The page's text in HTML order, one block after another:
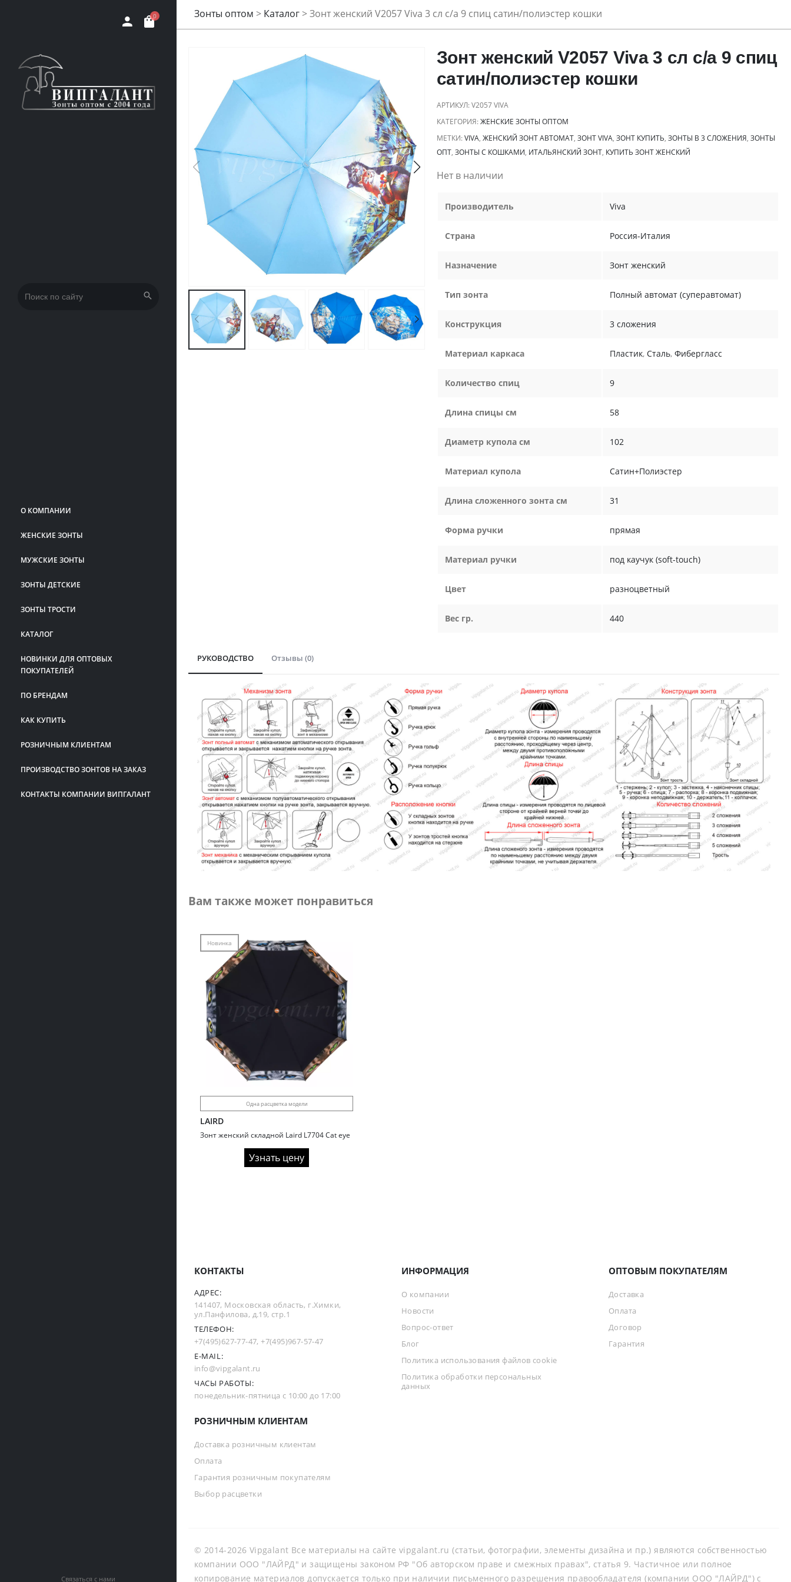
0
Искать:
О КОМПАНИИ
ЖЕНСКИЕ ЗОНТЫ
МУЖСКИЕ ЗОНТЫ
ЗОНТЫ ДЕТСКИЕ
ЗОНТЫ ТРОСТИ
КАТАЛОГ
НОВИНКИ ДЛЯ ОПТОВЫХ
ПОКУПАТЕЛЕЙ
ПО БРЕНДАМ
КАК КУПИТЬ
РОЗНИЧНЫМ КЛИЕНТАМ
ПРОИЗВОДСТВО ЗОНТОВ НА ЗАКАЗ
КОНТАКТЫ КОМПАНИИ ВИПГАЛАНТ
Связаться с нами
Зонты оптом > Каталог>Зонт женский V2057 Viva 3 сл с/а 9 спиц сатин/полиэстер кошки
Зонт женский V2057 Viva 3 сл с/а 9 спиц
сатин/полиэстер кошки
АРТИКУЛ:V2057 VIVA
КАТЕГОРИЯ:ЖЕНСКИЕ ЗОНТЫ ОПТОМ
МЕТКИ:VIVA, ЖЕНСКИЙ ЗОНТ АВТОМАТ, ЗОНТ VIVA, ЗОНТ КУПИТЬ, ЗОНТЫ В 3 СЛОЖЕНИЯ, ЗОНТЫ
ОПТ, ЗОНТЫ С КОШКАМИ, ИТАЛЬЯНСКИЙ ЗОНТ, КУПИТЬ ЗОНТ ЖЕНСКИЙ
Нет в наличии
Производитель Viva
Страна Россия-Италия
Назначение Зонт женский
Тип зонта Полный автомат (суперавтомат)
Конструкция 3 сложения
Материал каркаса Пластик, Сталь, Фибергласс
Количество спиц 9
Длина спицы см 58
Диаметр купола см 102
Материал купола Сатин+Полиэстер
Длина сложенного зонта см 31
Форма ручки прямая
Материал ручки под каучук (soft-touch)
Цвет разноцветный
Вес гр. 440
РУКОВОДСТВО Отзывы (0)
Вам также может понравиться
Новинка
Одна расцветка модели
LAIRD
Зонт женский складной Laird L7704 Cat eye
Узнать цену
КОНТАКТЫ
АДРЕС:
141407, Московская область, г.Химки,
ул.Панфилова, д.19, стр.1
ТЕЛЕФОН:
+7(495)627-77-47,+7(495)967-57-47
E-MAIL:
info@vipgalant.ru
ЧАСЫ РАБОТЫ:
понедельник-пятница с 10:00 до 17:00
ИНФОРМАЦИЯ
О компании
Новости
Вопрос-ответ
Блог
Политика использования файлов cookie
Политика обработки персональных
данных
ОПТОВЫМ ПОКУПАТЕЛЯМ
Доставка
Оплата
Договор
Гарантия
РОЗНИЧНЫМ КЛИЕНТАМ
Доставка розничным клиентам
Оплата
Гарантия розничным покупателям
Выбор расцветки
© 2014-2026 Vipgalant Все материалы на сайте vipgalant.ru (статьи, фотографии, элементы дизайна и пр.) являются собственностью
компании ООО "ЛАЙРД" и защищены законом РФ "Об авторском праве и смежных правах", статья 9. Частичное или полное
копирование материалов допускается только при наличии письменного разрешения правообладателя (компании ООО "ЛАЙРД") с